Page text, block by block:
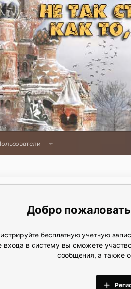
бесплатную учетную
входа в систему вы сможете
сообщения, а также